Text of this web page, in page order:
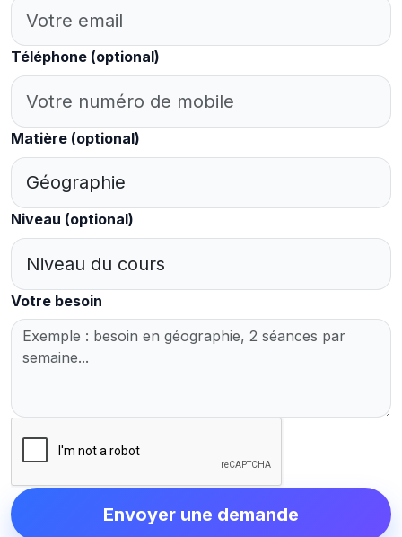
Téléphone (optional)
Matière (optional)
Niveau (optional)
Votre besoin
Envoyer une demande